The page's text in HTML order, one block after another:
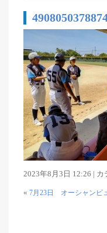
2023年8月3日 12:26 | カ
« 7月23日 オーシャンビ